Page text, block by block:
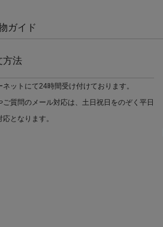
ガイド
方法
ネットにて24時間受け付けております。
ご質問のメール対応は、土日祝日をのぞく平日
となります。